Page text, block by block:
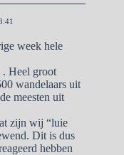
week hele
Heel groot
wandelaars uit
meesten uit
zijn wij “luie
Dit is dus
hebben